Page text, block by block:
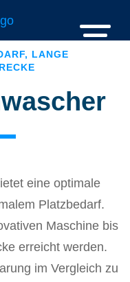
LANGE
eine optimale
Platzbedarf.
Maschine bis
erreicht werden.
im Vergleich zu